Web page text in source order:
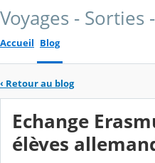
Voyages - Sorties
Accueil Blog
‹ Retour au blog
Echange
élèves